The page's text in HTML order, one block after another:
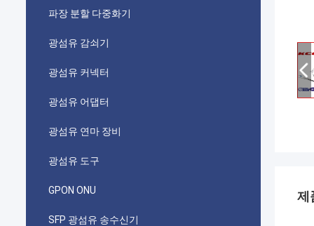
파장 분할 다중화기
광섬유 감쇠기
광섬유 커넥터
광섬유 어댑터
광섬유 연마 장비
광섬유 도구
GPON ONU
SFP 광섬유 송수신기
제